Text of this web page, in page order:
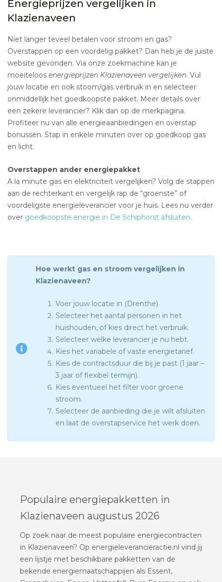
Energieprijzen vergelijken in
Klazienaveen
Niet langer teveel betalen voor stroom en gas?
Overstappen op een voordelig pakket? Dan heb je de juiste
website gevonden. Via onze zoekmachine kan je
moeiteloos energieprijzen Klazienaveen vergelijken. Vul
jouw locatie en ook stoom/gas verbruik in en selecteer
onmiddellijk het goedkoopste pakket. Meer details over
een zekere leverancier? Klik dan op de merkpagina.
Profiteer nu van alle energieaanbiedingen en overstap
bonussen. Stap in enkele minuten over op goedkoop gas
en licht.
Overstappen ander energiepakket
A la minute gas en elektriciteit vergelijken? Volg de stappen
aan de rechterkant en vergelijk rap de “groenste” of
voordeligste energieleverancier voor je huis. Lees nu verder
over goedkoopste energie in De Schiphorst afsluiten.
Hoe werkt gas en stroom vergelijken in
Klazienaveen?
Voer jouw locatie in (Drenthe)
Selecteer het aantal personen in het
huishouden, of kies direct het verbruik.
Selecteer welke leverancier je nu hebt.
Kies het variabele of vaste energietarief.
Kies de contractsduur die bij je past (1 jaar –
3 jaar of flexibel termijn).
Kies eventueel het filter voor groene
stroom.
Selecteer de aanbieding die je wilt afsluiten
en laat de overstapservice het werk doen.
Populaire energiepakketten in
Klazienaveen augustus 2026
Op zoek naar de meest populaire energiecontracten
in Klazienaveen? Op energieleverancieractie.nl vind jij
een lijstje met beschikbare pakketten van de
bekende energiemaatschappijen als Essent,